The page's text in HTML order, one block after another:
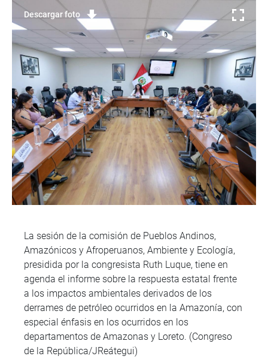
Descargar foto
La sesión de la comisión de Pueblos Andinos,
Amazónicos y Afroperuanos, Ambiente y Ecología,
presidida por la congresista Ruth Luque, tiene en
agenda el informe sobre la respuesta estatal frente
a los impactos ambientales derivados de los
derrames de petróleo ocurridos en la Amazonía, con
especial énfasis en los ocurridos en los
departamentos de Amazonas y Loreto. (Congreso
de la República/JReátegui)